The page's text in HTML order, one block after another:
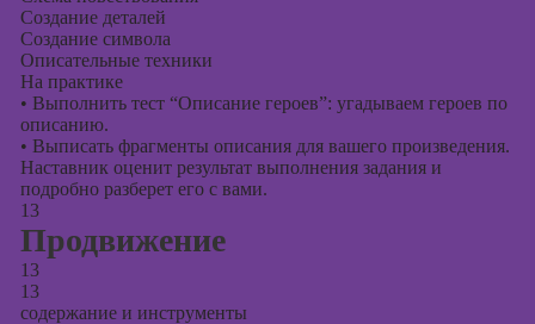
Создание деталей
Создание символа
Описательные техники
На практике
• Выполнить тест “Описание героев”: угадываем героев по
описанию.
• Выписать фрагменты описания для вашего произведения.
Наставник оценит результат выполнения задания и
подробно разберет его с вами.
13
Продвижение
13
13
содержание и инструменты